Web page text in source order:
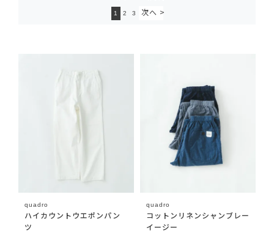
1 2 3
quadro
ハイカウントウエポンパン
ツ
quadro
コットンリネンシャンブレー
イージー